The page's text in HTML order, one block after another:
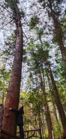
云南
青海
古 黑龙江
Français
日本語